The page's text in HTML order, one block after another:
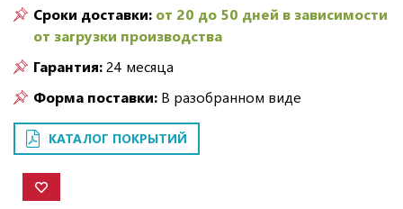
Сроки доставки: от 20 до 50 дней в зависимости
от загрузки производства
Гарантия:24 месяца
Форма поставки: В разобранном виде
КАТАЛОГ ПОКРЫТИЙ